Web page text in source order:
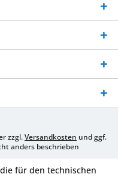
zzgl.Versandkosten und ggf.
anders beschrieben
für den technischen